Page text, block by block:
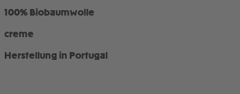
100% Biobaumwolle
creme
Herstellung in Portugal